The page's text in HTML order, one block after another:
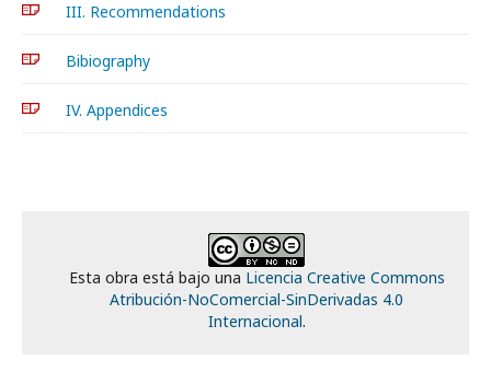
III. Recommendations
Bibiography
IV. Appendices
Esta obra está bajo una Licencia Creative Commons
Atribución-NoComercial-SinDerivadas 4.0
Internacional.